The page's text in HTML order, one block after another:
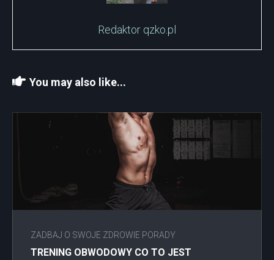
Redaktor qzko.pl
You may also like...
ZADBAJ O SWOJE ZDROWIE PORADY
TRENING OBWODOWY CO TO JEST